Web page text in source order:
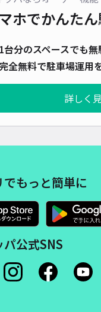
ホでかんたん
1台分のスペースでも
全無料で駐車場運用
詳しく
でもっと簡単に
パ公式SNS